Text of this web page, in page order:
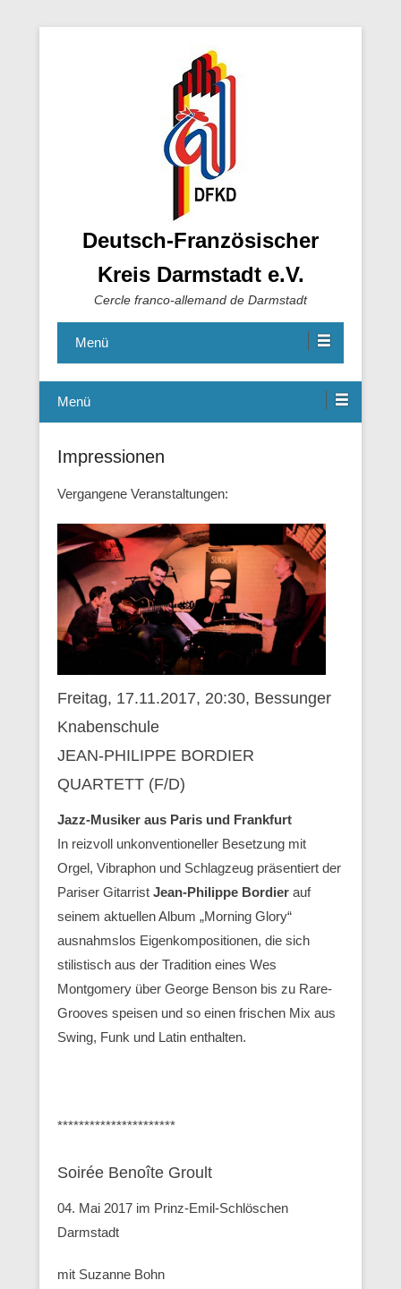
Deutsch-Französischer
Kreis Darmstadt e.V.
Cercle franco-allemand de Darmstadt
Menü
Menü
Impressionen
Vergangene Veranstaltungen:
Freitag, 17.11.2017, 20:30, Bessunger
Knabenschule
JEAN-PHILIPPE BORDIER
QUARTETT (F/D)
Jazz-Musiker aus Paris und Frankfurt
In reizvoll unkonventioneller Besetzung mit
Orgel, Vibraphon und Schlagzeug präsentiert der
Pariser Gitarrist Jean-Philippe Bordier auf
seinem aktuellen Album „Morning Glory“
ausnahmslos Eigenkompositionen, die sich
stilistisch aus der Tradition eines Wes
Montgomery über George Benson bis zu Rare-
Grooves speisen und so einen frischen Mix aus
Swing, Funk und Latin enthalten.
**********************
Soirée Benoîte Groult
04. Mai 2017 im Prinz-Emil-Schlöschen
Darmstadt
mit Suzanne Bohn